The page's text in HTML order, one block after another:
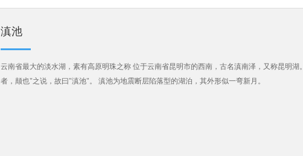
滇池
云南省最大的淡水湖，素有高原明珠之称 位于云南省昆明市的西南，古名滇南泽，又称昆明
者，颠也"之说，故曰"滇池"。 滇池为地震断层陷落型的湖泊，其外形似一弯新月。